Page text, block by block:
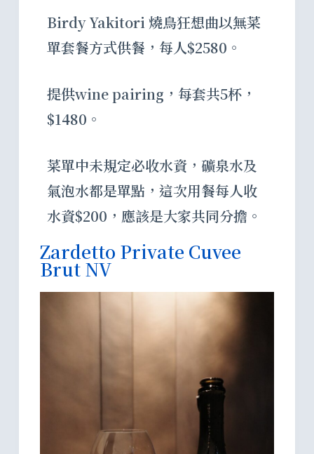
Birdy Yakitori 燒鳥狂想曲以無菜
單套餐方式供餐，每人$2580。
提供wine pairing，每套共5杯，
$1480。
菜單中未規定必收水資，礦泉水及
氣泡水都是單點，這次用餐每人收
水資$200，應該是大家共同分擔。
Zardetto Private Cuvee
Brut NV